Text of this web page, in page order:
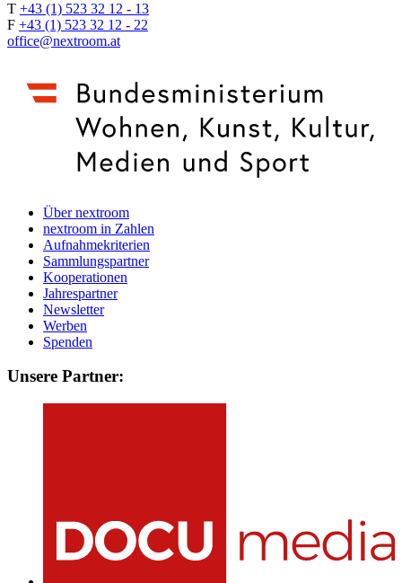
T +43 (1) 523 32 12 - 13
F +43 (1) 523 32 12 - 22
office@nextroom.at
Über nextroom
nextroom in Zahlen
Aufnahmekriterien
Sammlungspartner
Kooperationen
Jahrespartner
Newsletter
Werben
Spenden
Unsere Partner: